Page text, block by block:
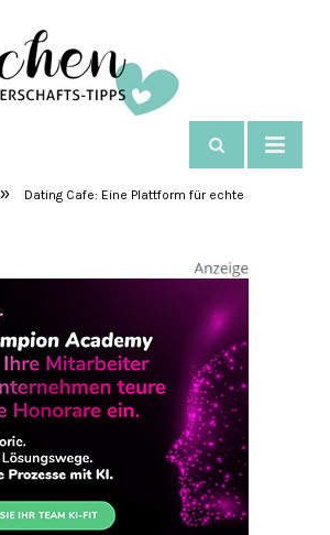
»
Dating Cafe: Eine Plattform für echte